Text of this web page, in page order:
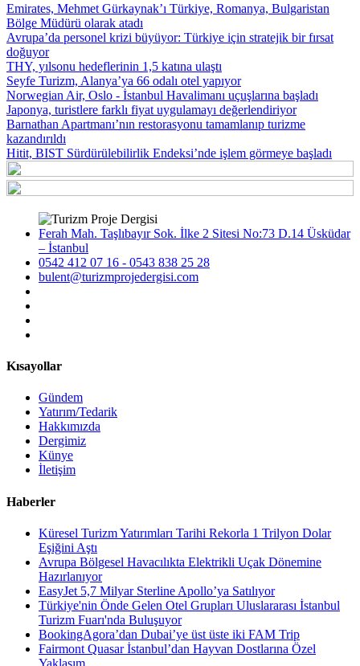
Emirates, Mehmet Gürkaynak’ı Türkiye, Romanya, Bulgaristan
Bölge Müdürü olarak atadı
Avrupa’da personel krizi büyüyor: Türkiye için stratejik bir fırsat
doğuyor
THY, yılsonu hedeflerinin 1,5 katına ulaştı
Seyfe Turizm, Alanya’ya 66 odalı otel yapıyor
Norwegian Air, Oslo - İstanbul Havalimanı uçuşlarına başladı
Japonya, turistlere farklı fiyat uygulamayı değerlendiriyor
Barnathan Apartmanı’nın restorasyonu tamamlanıp turizme
kazandırıldı
Hitit, BIST Sürdürülebilirlik Endeksi’nde işlem görmeye başladı
Ferah Mah. Taşlıbayır Sok. İlke 2 Sitesi No:73 D.14 Üsküdar
– İstanbul
0542 412 07 16 - 0543 838 25 28
bulent@turizmprojedergisi.com
Kısayollar
Gündem
Yatırım/Tedarik
Hakkımızda
Dergimiz
Künye
İletişim
Haberler
Küresel Turizm Yatırımları Tarihi Rekorla 1 Trilyon Dolar
Eşiğini Aştı
Avrupa Bölgesel Havacılıkta Elektrikli Uçak Dönemine
Hazırlanıyor
EasyJet 5,7 Milyar Sterline Apollo’ya Satılıyor
Türkiye'nin Önde Gelen Otel Grupları Uluslararası İstanbul
Turizm Fuarı'nda Buluşuyor
BookingAgora’dan Dubai’ye üst üste iki FAM Trip
Fairmont Quasar İstanbul’dan Hayvan Dostlarına Özel
Yaklaşım